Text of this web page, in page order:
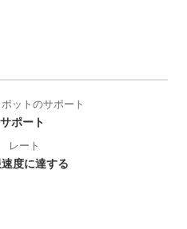
ットのサポート
サポート
レート
度に達する